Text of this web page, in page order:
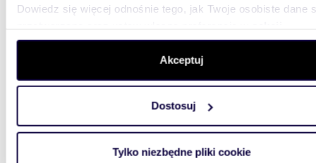
Dowiedz się więcej odnośnie tego, jak Twoje osobiste dane
szczegółów. W Deklaracji plików cookie możesz zmienić
wycofać swoją zgodę w dowolnej chwili.
aby oferować funkcje społecznościowe i analizować ruch w
witrynie. Informacje o tym, jak korzystasz z naszej witryny,
analitycznym. Partnerzy mogą połączyć te informacje z
Akceptuj
Dostosuj
Tylko niezbędne pliki cookie